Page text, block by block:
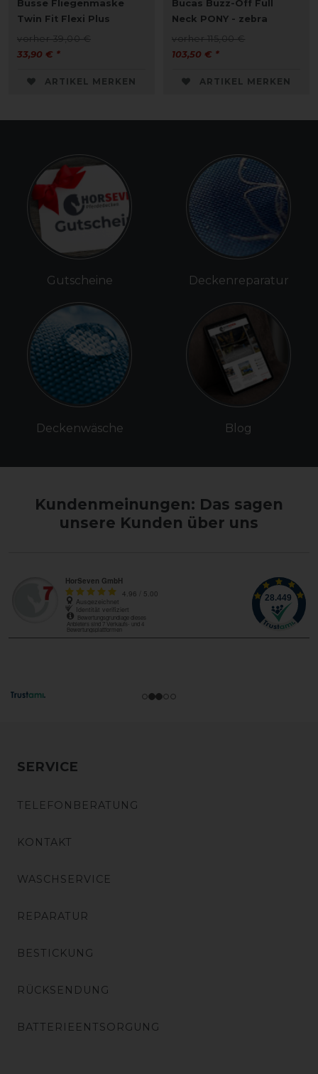
Busse Fliegenmaske
Twin Fit Flexi Plus
vorher 39,00 €
33,90 € *
ARTIKEL MERKEN
Bucas Buzz-Off Full
Neck PONY - zebra
vorher 115,00 €
103,50 € *
ARTIKEL MERKEN
Gutscheine
Deckenwäsche
Deckenreparatur
Blog
Kundenmeinungen: Das sagen
unsere Kunden über uns
SERVICE
TELEFONBERATUNG
KONTAKT
WASCHSERVICE
REPARATUR
BESTICKUNG
RÜCKSENDUNG
BATTERIEENTSORGUNG